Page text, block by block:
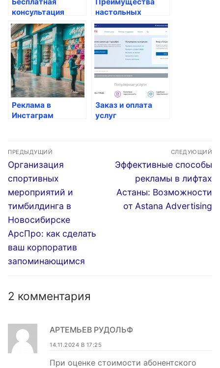
Бесплатная
консультация
юриста по
телефону 24/7
Преимущества
настольных
экранов в
организации
рабочего места
Реклама в
Инстаграм
решения для
вашего бизнеса и
продвижения
Заказ и оплата
услуг
Навигация
по
записям
ПРЕДЫДУЩИЙ
Предыдущая
запись:
Организация
спортивных
мероприятий и
тимбилдинга в
Новосибирске
АрсПро: как сделать
ваш корпоратив
запоминающимся
СЛЕДУЮЩИЙ
Следующая
запись:
Эффективные способы
рекламы в лифтах
Астаны: Возможности
от Astana Advertising
2 комментария
АРТЕМЬЕВ РУДОЛЬФ
14.11.2024 В 17:25
При оценке стоимости абонентского